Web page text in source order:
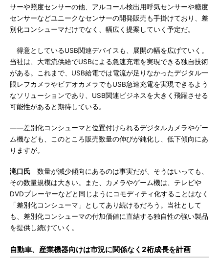
サーや照度センサーの他、アルコール検出用呼気センサーや糖度
センサーなどユニークなセンサーの開発販売も手掛けており、差
別化コンシューマだけでなく、幅広く提案していく予定だ。
得意としているUSB関連デバイスも、展開の幅を広げていく。
当社は、大電流供給でUSBによる急速充電を実現できる独自技術
がある。これまで、USB給電では電流が足りなかったデジタル一
眼レフカメラやビデオカメラでもUSB急速充電を実現できるよう
なソリューションであり、USB関連ビジネスを大きく飛躍させる
可能性があると期待している。
――差別化コンシューマと位置付けられるデジタルカメラやゲー
ム機なども、このところ販売数量の伸びが鈍化し、低下傾向にあ
りますが。
滝口氏 数量が減少傾向にあるのは事実だが、そうはいっても、
その数量規模は大きい。また、カメラやゲーム機は、テレビや
DVDプレーヤーなどと同じようにコモディティ化することはなく
「差別化コンシューマ」としてあり続けるだろう。当社として
も、差別化コンシューマの付加価値に直結する独自性の強い製品
を提供し続けていく。
自動車、産業機器向けは市況に関係なく2桁成長を計画